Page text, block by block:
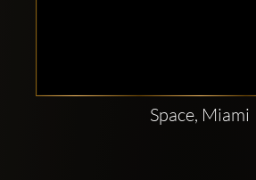
Space, Miami